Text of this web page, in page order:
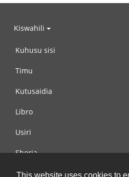
Kiswahili
Kuhusu sisi
Timu
Kutusaidia
Libro
Usiri
Sheria
Wasiliana na si